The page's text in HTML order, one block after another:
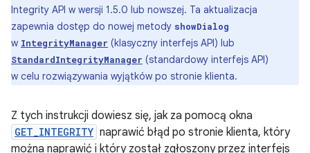
Integrity API w wersji 1.5.0 lub nowszej. Ta aktualizacja
zapewnia dostęp do nowej metody showDialog
w IntegrityManager (klasyczny interfejs API) lub
StandardIntegrityManager (standardowy interfejs API)
w celu rozwiązywania wyjątków po stronie klienta.
Z tych instrukcji dowiesz się, jak za pomocą okna
GET_INTEGRITY naprawić błąd po stronie klienta, który
można naprawić i który został zgłoszony przez interfejs